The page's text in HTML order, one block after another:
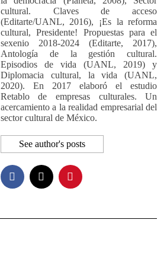
cultural. Claves de acceso
(Editarte/UANL, 2016), ¡Es la reforma
cultural, Presidente! Propuestas para el
sexenio 2018-2024 (Editarte, 2017),
Antología de la gestión cultural.
Episodios de vida (UANL, 2019) y
Diplomacia cultural, la vida (UANL,
2020). En 2017 elaboró el estudio
Retablo de empresas culturales. Un
acercamiento a la realidad empresarial del
sector cultural de México.
See author's posts